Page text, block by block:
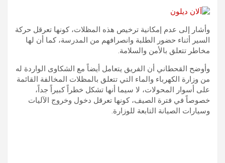
وأشار إلى عدم إمكانية ترخيص هذه المظلات، كونها تعرقل حركة
السير أثناء حضور الطلبة وانصرافهم من المدرسة، كما أن لها
مخاطر تتعلق بالأمن والسلامة.
وأوضح القحطاني أن الفريق يتعامل أيضاً مع الشكاوى الواردة له
من وزارة الكهرباء والماء التي تتعلق بالمظلات المخالفة القائمة
على أسوار المحولات، لا سيما أنها تشكل خطراً كبيراً جداً،
خصوصاً في فترة الصيف، كونها تعرقل دخول وخروج الآليات
وسيارات الصيانة التابعة للوزارة.